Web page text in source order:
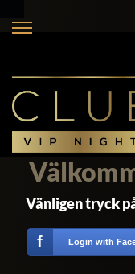
Vänligen tryck
f Login with